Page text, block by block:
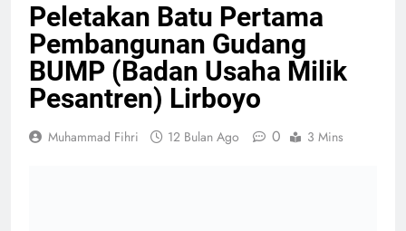
Peletakan Batu Pertama
Pembangunan Gudang
BUMP (Badan Usaha Milik
Pesantren) Lirboyo
Muhammad Fihri 12 Bulan Ago 0 3 Mins